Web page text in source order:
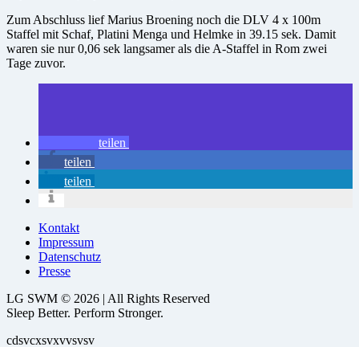
Zum Abschluss lief Marius Broening noch die DLV 4 x 100m
Staffel mit Schaf, Platini Menga und Helmke in 39.15 sek. Damit
waren sie nur 0,06 sek langsamer als die A-Staffel in Rom zwei
Tage zuvor.
teilen
teilen
teilen
Kontakt
Impressum
Datenschutz
Presse
LG SWM © 2026 | All Rights Reserved
Sleep Better. Perform Stronger.
cdsvcxsvxvvsvsv